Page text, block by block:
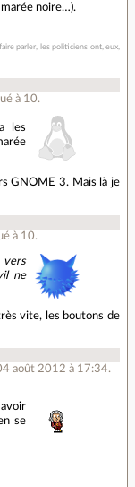
noire…).
parler, les politiciens ont, eux,
à 10.
les
GNOME 3. Mais là je
à 10.
vers
ne
vite, les boutons de
août 2012 à 17:34.
se